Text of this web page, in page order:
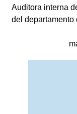
Auditora interna
del departamento